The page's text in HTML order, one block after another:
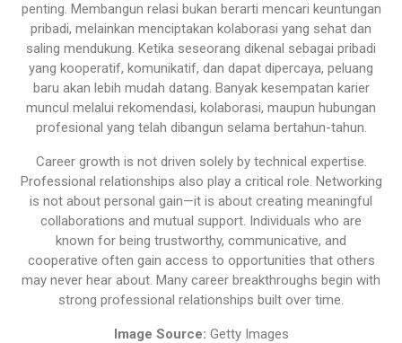
penting. Membangun relasi bukan berarti mencari keuntungan
pribadi, melainkan menciptakan kolaborasi yang sehat dan
saling mendukung. Ketika seseorang dikenal sebagai pribadi
yang kooperatif, komunikatif, dan dapat dipercaya, peluang
baru akan lebih mudah datang. Banyak kesempatan karier
muncul melalui rekomendasi, kolaborasi, maupun hubungan
profesional yang telah dibangun selama bertahun-tahun.
Career growth is not driven solely by technical expertise.
Professional relationships also play a critical role. Networking
is not about personal gain—it is about creating meaningful
collaborations and mutual support. Individuals who are
known for being trustworthy, communicative, and
cooperative often gain access to opportunities that others
may never hear about. Many career breakthroughs begin with
strong professional relationships built over time.
Image Source: Getty Images